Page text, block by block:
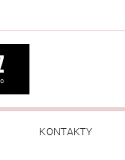
KONTAKTY